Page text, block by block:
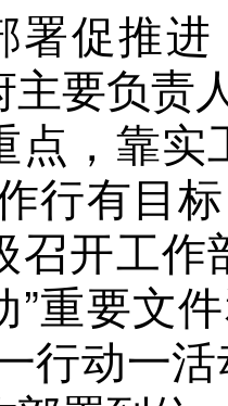
署促推
主要负责
点，靠实
行有目
召开工
”重要文
行动一